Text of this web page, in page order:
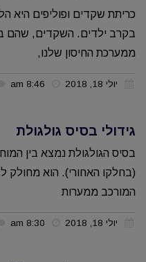
כריתת שקדים ופוליפים היא
בקרב ילדים. השקדים, שהם
ממערכת החיסון שלנו,
יולי 18, 2018
גידולי בסיס גולגולת
בסיס הגולגולת נמצא בין
(בחלקו האחורי). הוא
המורכב ממערות
יולי 18, 2018